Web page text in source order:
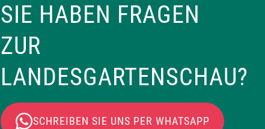
SIE HABEN FRAGEN
ZUR
LANDESGARTENSCHAU?
SCHREIBEN SIE UNS PER WHATSAPP